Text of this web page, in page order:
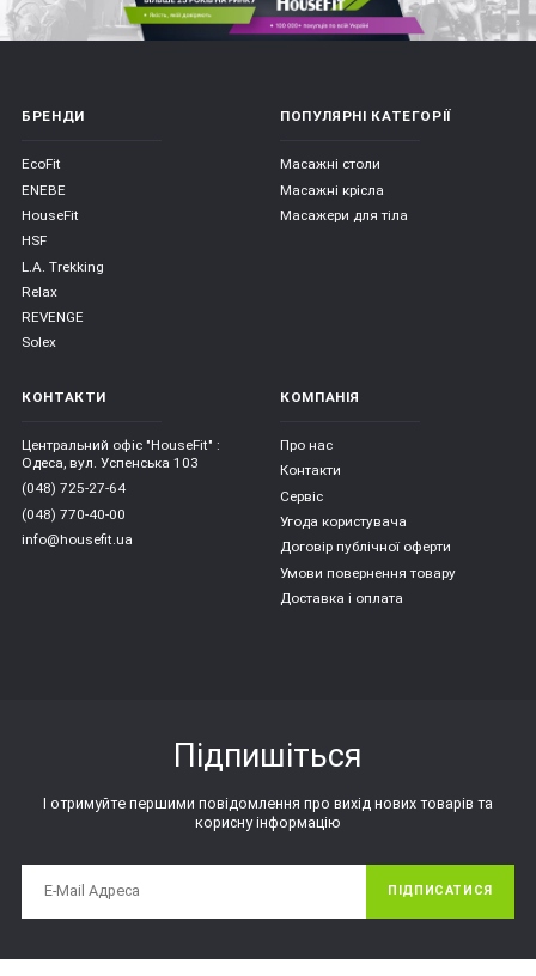
БРЕНДИ
EcoFit
ENEBE
HouseFit
HSF
L.A. Trekking
Relax
REVENGE
Solex
ПОПУЛЯРНІ КАТЕГОРІЇ
Масажні столи
Масажні крісла
Масажери для тіла
КОНТАКТИ
Центральний офіс "HouseFit" :
Одеса, вул. Успенська 103
(048) 725-27-64
(048) 770-40-00
info@housefit.ua
КОМПАНІЯ
Про нас
Контакти
Сервіс
Угода користувача
Договір публічної оферти
Умови повернення товару
Доставка і оплата
Підпишіться
І отримуйте першими повідомлення про вихід нових товарів та
корисну інформацію
ПІДПИСАТИСЯ